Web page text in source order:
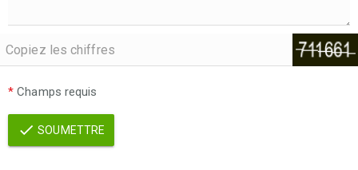
* Champs requis
SOUMETTRE